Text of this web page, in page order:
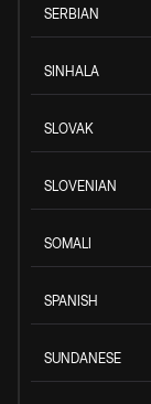
SERBIAN
SINHALA
SLOVAK
SLOVENIAN
SOMALI
SPANISH
SUNDANESE